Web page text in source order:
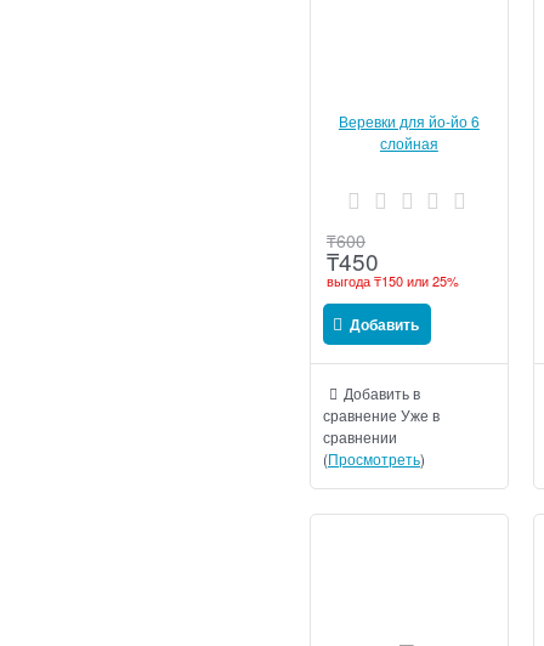
Веревки для йо-йо 6
слойная
₸600
₸450
выгода₸150или25%
Добавить
Добавить в
сравнение Уже в
сравнении
(Просмотреть)